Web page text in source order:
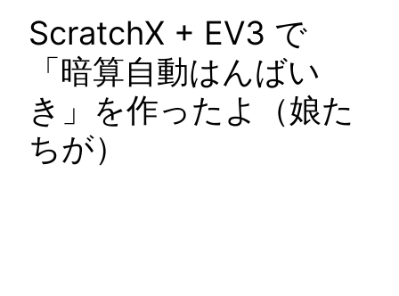
ScratchX + EV3 で
「暗算自動はんばい
き」を作ったよ（娘た
ちが）